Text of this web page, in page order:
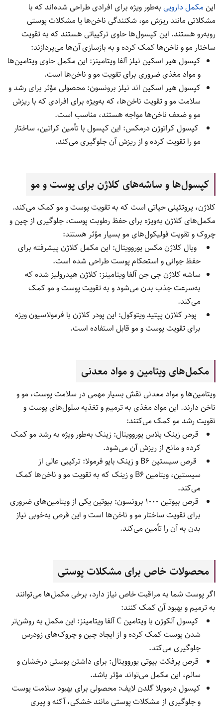
این مکمل‌ دارویی به‌طور ویژه برای افرادی طراحی شده‌اند که با
مشکلاتی مانند ریزش مو، شکنندگی ناخن‌ها یا مشکلات پوستی
روبه‌رو هستند. این کپسول‌ها حاوی ترکیباتی هستند که به تقویت
ساختار مو و ناخن‌ها کمک کرده و به بازسازی آن‌ها می‌پردازند:
کپسول هیر اسکین نیلز آلفا ویتامینز: این مکمل حاوی ویتامین‌ها
و مواد مغذی ضروری برای تقویت مو و ناخن‌ها است.
کپسول هیر اسکین اند نیلز برونسون: محصولی مؤثر برای رشد و
سلامت مو و تقویت ناخن‌ها، که به‌ویژه برای افرادی که با ریزش
مو و ضعف ناخن‌ها مواجه هستند، مناسب است.
کپسول کراتوژن درمکس: این کپسول با تأمین کراتین، ساختار
مو را تقویت کرده و از ریزش آن جلوگیری می‌کند.
کپسول‌ها و ساشه‌های کلاژن برای پوست و مو
کلاژن، پروتئینی حیاتی است که به تقویت پوست و مو کمک می‌کند.
مکمل‌های کلاژن به‌ویژه برای حفظ رطوبت پوست، جلوگیری از چین و
چروک و تقویت فولیکول‌های مو بسیار مؤثر هستند:
ویال کلاژن مکس یوروویتال: این مکمل کلاژن پیشرفته برای
حفظ جوانی و استحکام پوست طراحی شده است.
ساشه کلاژن جی جن آلفا ویتامینز: کلاژن هیدرولیز شده که
به‌سرعت جذب بدن می‌شود و به تقویت پوست و مو کمک
می‌کند.
پودر کلاژن پپتید ویتوکول: این پودر کلاژن با فرمولاسیون ویژه
برای تقویت پوست و مو قابل استفاده است.
مکمل‌های ویتامین و مواد معدنی
ویتامین‌ها و مواد معدنی نقش بسیار مهمی در سلامت پوست، مو و
ناخن دارند. این مواد مغذی به ترمیم و تغذیه سلول‌های پوست و
تقویت رشد مو کمک می‌کنند:
قرص زینک پلاس یوروویتال: زینک به‌طور ویژه به رشد مو کمک
کرده و مانع از ریزش آن می‌شود.
قرص سیستین B6 و زینک بایو فرمولا: ترکیبی عالی از
سیستین، ویتامین B6 و زینک که به تقویت مو و ناخن‌ها کمک
می‌کند.
قرص بیوتین 1000 برونسون: بیوتین یکی از ویتامین‌های ضروری
برای تقویت ساختار مو و ناخن‌ها است و این قرص به‌خوبی نیاز
بدن به آن را تأمین می‌کند.
محصولات خاص برای مشکلات پوستی
اگر پوست شما به مراقبت خاص نیاز دارد، برخی مکمل‌ها می‌توانند
به ترمیم و بهبود آن کمک کنند:
کپسول آلکوژن با ویتامین C آلفا ویتامینز: این مکمل به روشن‌تر
شدن پوست کمک کرده و از ایجاد چین و چروک‌های زودرس
جلوگیری می‌کند.
قرص پرفکت بیوتی یوروویتال: برای داشتن پوستی درخشان و
سالم، این مکمل می‌تواند مؤثر باشد.
کپسول درموبلا گلدن لایف: محصولی برای بهبود سلامت پوست
و جلوگیری از مشکلات پوستی مانند خشکی، آکنه و پیری